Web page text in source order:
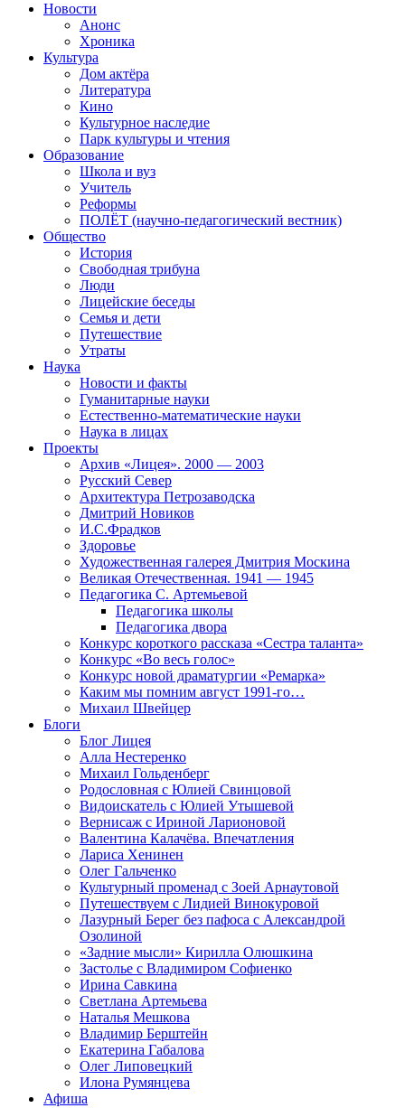
Новости
Анонс
Хроника
Культура
Дом актёра
Литература
Кино
Культурное наследие
Парк культуры и чтения
Образование
Школа и вуз
Учитель
Реформы
ПОЛЁТ (научно-педагогический вестник)
Общество
История
Свободная трибуна
Люди
Лицейские беседы
Семья и дети
Путешествие
Утраты
Наука
Новости и факты
Гуманитарные науки
Естественно-математические науки
Наука в лицах
Проекты
Архив «Лицея». 2000 — 2003
Русский Север
Архитектура Петрозаводска
Дмитрий Новиков
И.С.Фрадков
Здоровье
Художественная галерея Дмитрия Москина
Великая Отечественная. 1941 — 1945
Педагогика С. Артемьевой
Педагогика школы
Педагогика двора
Конкурс короткого рассказа «Сестра таланта»
Конкурс «Во весь голос»
Конкурс новой драматургии «Ремарка»
Каким мы помним август 1991-го…
Михаил Швейцер
Блоги
Блог Лицея
Алла Нестеренко
Михаил Гольденберг
Родословная с Юлией Свинцовой
Видоискатель с Юлией Утышевой
Вернисаж с Ириной Ларионовой
Валентина Калачёва. Впечатления
Лариса Хенинен
Олег Гальченко
Культурный променад с Зоей Арнаутовой
Путешествуем с Лидией Винокуровой
Лазурный Берег без пафоса с Александрой
Озолиной
«Задние мысли» Кирилла Олюшкина
Застолье с Владимиром Софиенко
Ирина Савкина
Светлана Артемьева
Наталья Мешкова
Владимир Берштейн
Екатерина Габалова
Олег Липовецкий
Илона Румянцева
Афиша